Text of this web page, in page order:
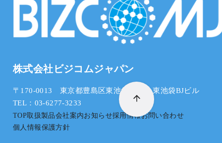
株式会社ビジコムジャパン
〒170-0013 東京都豊島区東池袋5-25-4 東池袋BJビル
TEL：03-6277-3233
TOP取扱製品会社案内お知らせ採用情報お問い合わせ
個人情報保護方針